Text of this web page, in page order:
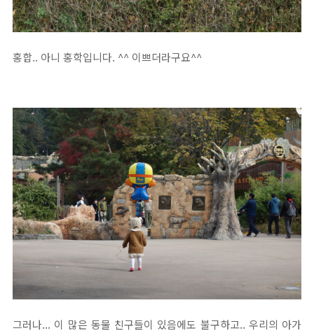
홍합.. 아니 홍학입니다. ^^ 이쁘더라구요^^
그러나... 이 많은 동물 친구들이 있음에도 불구하고.. 우리의 아가